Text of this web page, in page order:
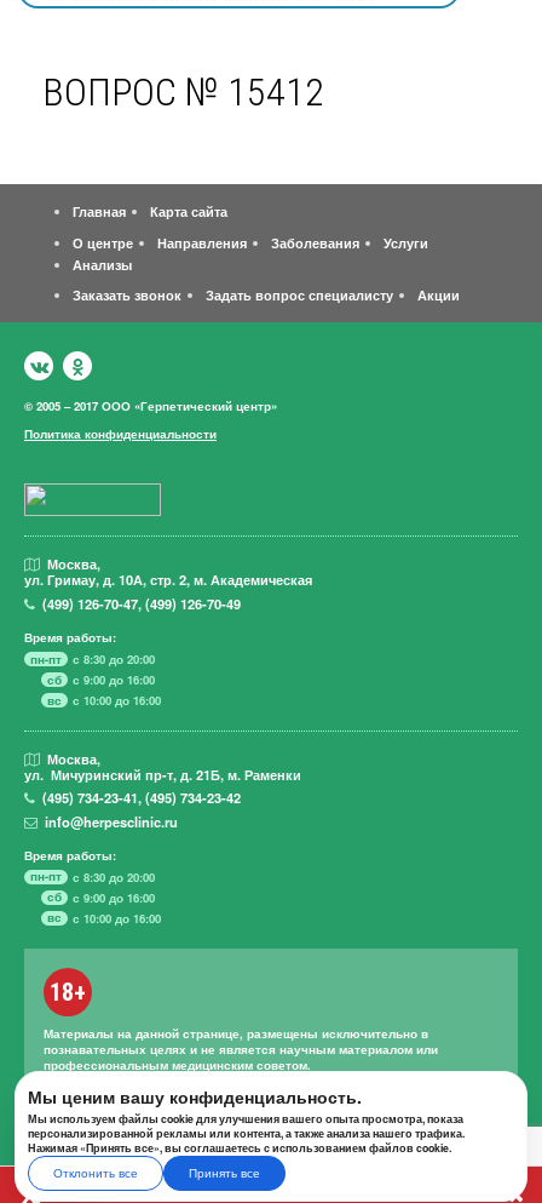
ВОПРОС № 15412
Главная
Карта сайта
О центре
Направления Заболевания
Услуги
Анализы
Заказать звонок
Задать вопрос специалисту Акции
© 2005 – 2017 ООО «Герпетический центр»
Политика конфиденциальности
Москва,
ул. Гримау,д. 10А, стр. 2, м. Академическая
(499)126-70-47,(499)126-70-49
Время работы:
пн-пт
с 8:30 до 20:00
сб
с 9:00 до 16:00
вс
с 10:00 до 16:00
Москва,
ул. Мичуринский пр-т, д. 21Б, м. Раменки
(495)734-23-41,(495)734-23-42
info@herpesclinic.ru
Время работы:
пн-пт
с 8:30 до 20:00
сб
с 9:00 до 16:00
вс
с 10:00 до 16:00
18+
Материалы на данной странице, размещены исключительно в
познавательных целях и не является научным материалом или
профессиональным медицинским советом.
Правильное лечение и назначение лекарственных средств может
проводиться только квалифицированным специалистом с учетом
проведенной диагностики и истории болезни.
А К Ц И И
Мы ценим вашу конфиденциальность.
Мы используем файлы cookie для улучшения вашего опыта просмотра, показа
персонализированной рекламы или контента, а также анализа нашего трафика.
Нажимая «Принять все», вы соглашаетесь с использованием файлов cookie.
Отклонить все Принять все